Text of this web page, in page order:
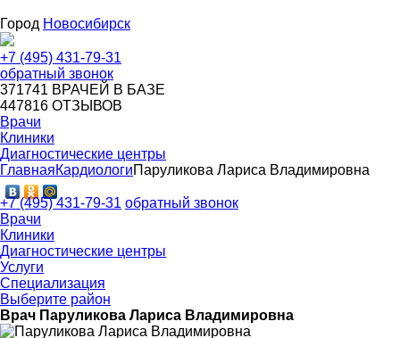
Город Новосибирск
+7 (495) 431-79-31
обратный звонок
371741 ВРАЧЕЙ В БАЗЕ
447816 ОТЗЫВОВ
Врачи
Клиники
Диагностические центры
ГлавнаяКардиологиПаруликова Лариса Владимировна
+7 (495) 431-79-31 обратный звонок
Врачи
Клиники
Диагностические центры
Услуги
Специализация
Выберите район
Врач Паруликова Лариса Владимировна